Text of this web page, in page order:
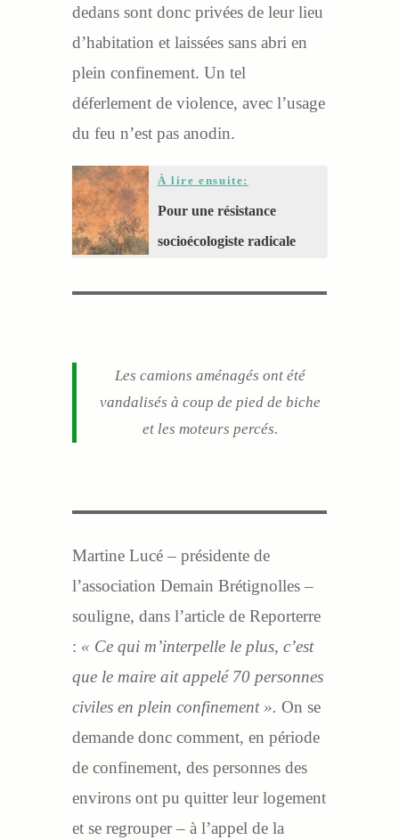
dedans sont donc privées de leur lieu
d’habitation et laissées sans abri en
plein confinement. Un tel
déferlement de violence, avec l’usage
du feu n’est pas anodin.
À lire ensuite:
Pour une résistance
socioécologiste radicale
Les camions aménagés ont été
vandalisés à coup de pied de biche
et les moteurs percés.
Martine Lucé – présidente de
l’association Demain Brétignolles –
souligne, dans l’article de Reporterre
: « Ce qui m’interpelle le plus, c’est
que le maire ait appelé 70 personnes
civiles en plein confinement ». On se
demande donc comment, en période
de confinement, des personnes des
environs ont pu quitter leur logement
et se regrouper – à l’appel de la